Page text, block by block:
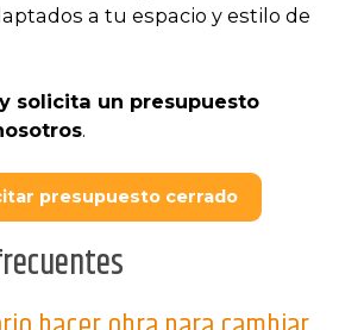
a tu espacio y estilo de
solicita un presupuesto
.
presupuesto cerrado